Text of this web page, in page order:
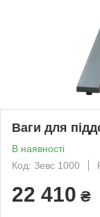
Ваги для
В наявності
Код: Зевс 1000
22 410 ₴